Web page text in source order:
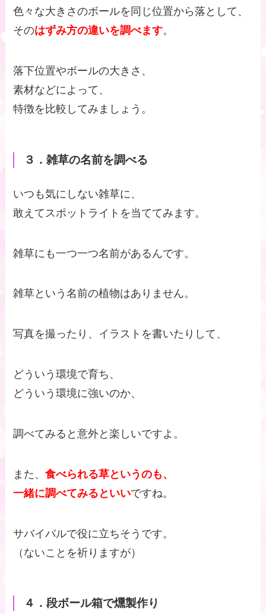
色々な大きさのボールを同じ位置から落として、
そのはずみ方の違いを調べます。
落下位置やボールの大きさ、
素材などによって、
特徴を比較してみましょう。
３．雑草の名前を調べる
いつも気にしない雑草に、
敢えてスポットライトを当ててみます。
雑草にも一つ一つ名前があるんです。
雑草という名前の植物はありません。
写真を撮ったり、イラストを書いたりして、
どういう環境で育ち、
どういう環境に強いのか、
調べてみると意外と楽しいですよ。
また、食べられる草というのも、
一緒に調べてみるといいですね。
サバイバルで役に立ちそうです。
（ないことを祈りますが）
４．段ボール箱で燻製作り